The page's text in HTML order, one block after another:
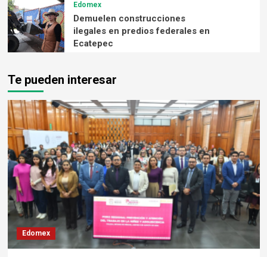
Edomex
Demuelen construcciones
ilegales en predios federales en
Ecatepec
Te pueden interesar
Edomex